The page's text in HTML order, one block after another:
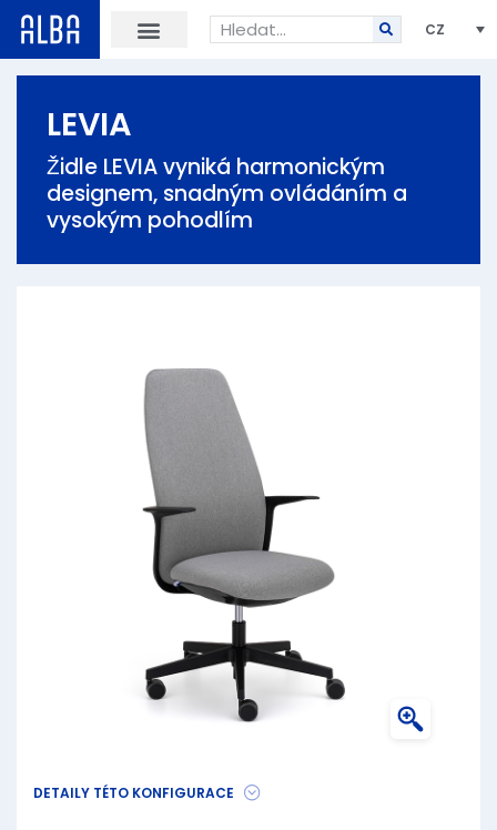
CZ
LEVIA
Židle LEVIA vyniká harmonickým
designem, snadným ovládáním a
vysokým pohodlím
DETAILY TÉTO KONFIGURACE